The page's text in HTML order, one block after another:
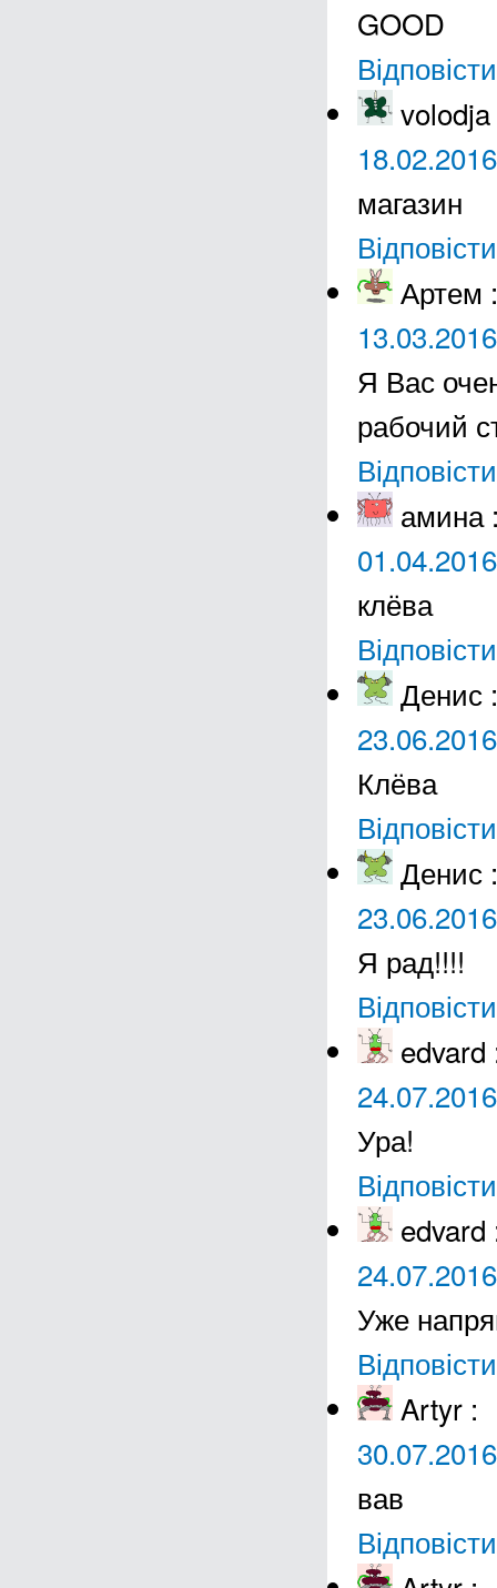
GOOD
Відповісти
volodja
магазин
Відповісти
Артем :
Я Вас
рабочий
Відповісти
амина
клёва
Відповісти
Денис :
Клёва
Відповісти
Денис :
Я рад!!!!
Відповісти
edvard
Ура!
Відповісти
edvard
Уже
Відповісти
Artyr :
вав
Відповісти